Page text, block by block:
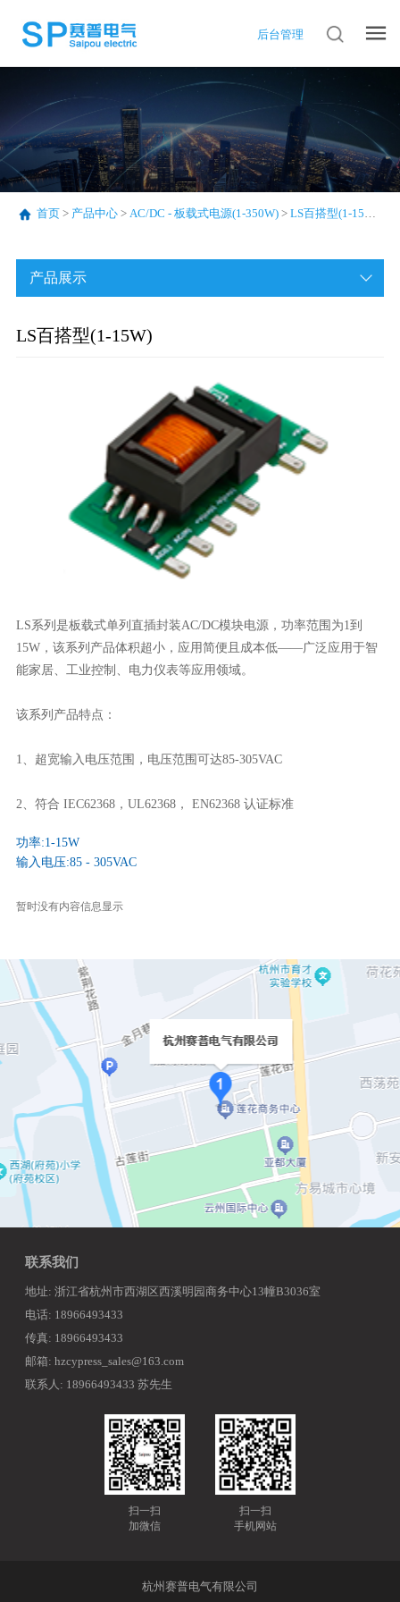
后台管理
首页> 产品中心> AC/DC - 板载式电源(1-350W)> LS百搭型(1-15W)
产品展示
LS百搭型(1-15W)
LS系列是板载式单列直插封装AC/DC模块电源，功率范围为1到
15W，该系列产品体积超小，应用简便且成本低——广泛应用于智
能家居、工业控制、电力仪表等应用领域。
该系列产品特点：
1、超宽输入电压范围，电压范围可达85-305VAC
2、符合 IEC62368，UL62368， EN62368 认证标准
功率:1-15W
输入电压:85 - 305VAC
暂时没有内容信息显示
联系我们
地址: 浙江省杭州市西湖区西溪明园商务中心13幢B3036室
电话: 18966493433
传真: 18966493433
邮箱: hzcypress_sales@163.com
联系人: 18966493433 苏先生
扫一扫
加微信
扫一扫
手机网站
杭州赛普电气有限公司